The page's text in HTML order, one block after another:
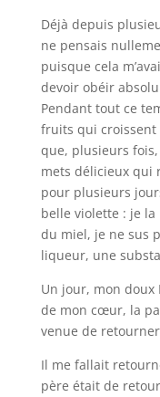
Déjà depuis
ne pensais
puisque cela
devoir obéir
Pendant tout ce
fruits qui croissent
que, plusieurs
mets délicieux qui
pour plusieurs
belle violette : je la
du miel, je ne sus
liqueur, une
Un jour, mon
de mon cœur, la
venue de
Il me fallait
père était de